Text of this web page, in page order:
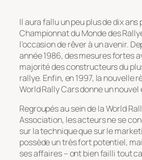
Il aura fallu un peu plus de dix ans
Championnat du Monde des
l’occasion de rêver à un avenir.
année 1986, des mesures fortes
majorité des constructeurs du
rallye. Enfin, en 1997, la nouvelle
World Rally Cars donne un nouvel
Regroupés au sein de la World
Association, les acteurs ne se
sur la technique que sur le
possède un très fort potentiel,
ses affaires – ont bien failli tout